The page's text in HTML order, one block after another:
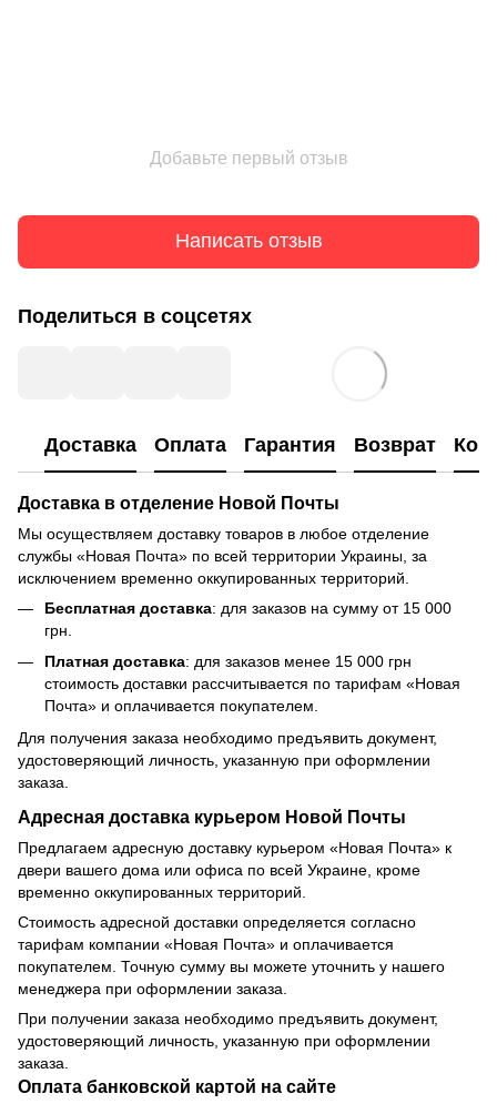
Добавьте первый отзыв
Написать отзыв
Поделиться в соцсетях
Доставка Оплата Гарантия Возврат
Доставка в отделение Новой Почты
Мы осуществляем доставку товаров в любое отделение
службы «Новая Почта» по всей территории Украины, за
исключением временно оккупированных территорий.
Бесплатная доставка: для заказов на сумму от 15 000
грн.
Платная доставка: для заказов менее 15 000 грн
стоимость доставки рассчитывается по тарифам «Новая
Почта» и оплачивается покупателем.
Для получения заказа необходимо предъявить документ,
удостоверяющий личность, указанную при оформлении
заказа.
Адресная доставка курьером Новой Почты
Предлагаем адресную доставку курьером «Новая Почта» к
двери вашего дома или офиса по всей Украине, кроме
временно оккупированных территорий.
Стоимость адресной доставки определяется согласно
тарифам компании «Новая Почта» и оплачивается
покупателем. Точную сумму вы можете уточнить у нашего
менеджера при оформлении заказа.
При получении заказа необходимо предъявить документ,
удостоверяющий личность, указанную при оформлении
заказа.
Оплата банковской картой на сайте